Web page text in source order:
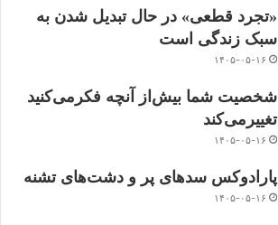
«تجرد قطعی» در حال تبدیل شدن به
سبک زندگی است
۱۴۰۵-۰۵-۱۶
شخصیت شما بیش‌از آنچه فکر‌می‌کنید
تغییر‌می‌کند
۱۴۰۵-۰۵-۱۶
پارادوکس سدهای پر و دشت‌های تشنه
۱۴۰۵-۰۵-۱۶